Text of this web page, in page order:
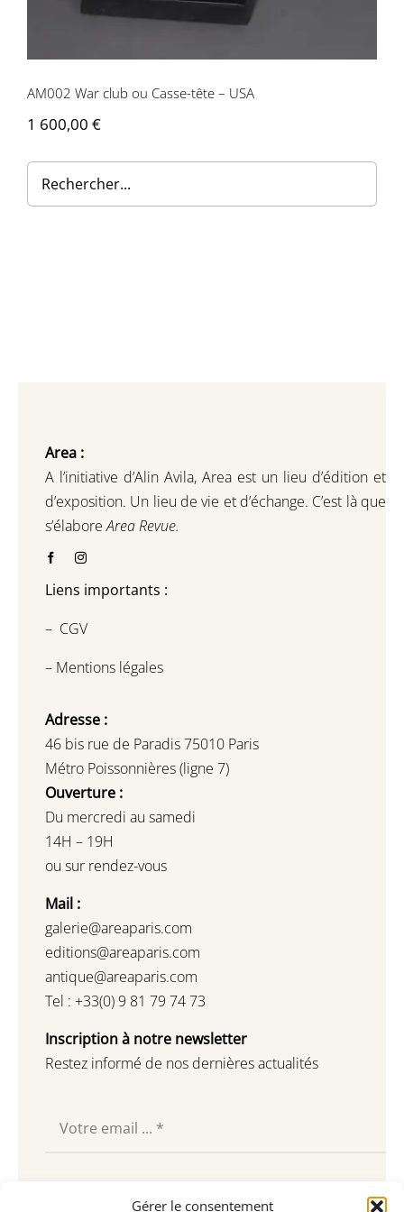
Gérer le consentement
AM002 War club ou Casse-tête – USA
1 600,00 €
Area :
A l’initiative d’Alin Avila, Area est un lieu d’édition et
d’exposition. Un lieu de vie et d’échange. C’est là que
s’élaboreArea Revue.
Liens importants :
– CGV
– Mentions légales
Adresse :
46 bis rue de Paradis 75010 Paris
Métro Poissonnières (ligne 7)
Ouverture :
Du mercredi au samedi
14H – 19H
ou sur rendez-vous
Mail :
galerie@areaparis.com
editions@areaparis.com
antique@areaparis.com
Tel : +33(0) 9 81 79 74 73
Inscription à notre newsletter
Restez informé de nos dernières actualités
Souscrire